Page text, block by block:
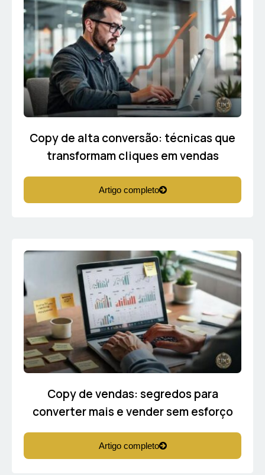
Copy de alta conversão: técnicas que
transformam cliques em vendas
Artigo completo
Copy de vendas: segredos para
converter mais e vender sem esforço
Artigo completo